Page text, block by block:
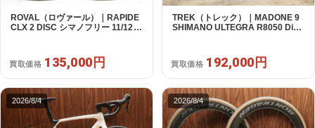
ROVAL（ロヴァール）｜RAPIDE
CLX 2 DISC シマノフリー 11/12s
買取価格 135,000円
TREK（トレック）｜MADONE 9
SHIMANO ULTEGRA R8050 Di2
買取価格 192,000円
2026/8/4 2026/8/4